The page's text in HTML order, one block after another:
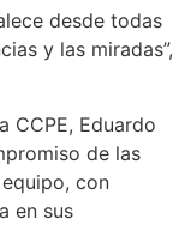
desde todas
y las miradas”,
CCPE, Eduardo
de las
con
en sus